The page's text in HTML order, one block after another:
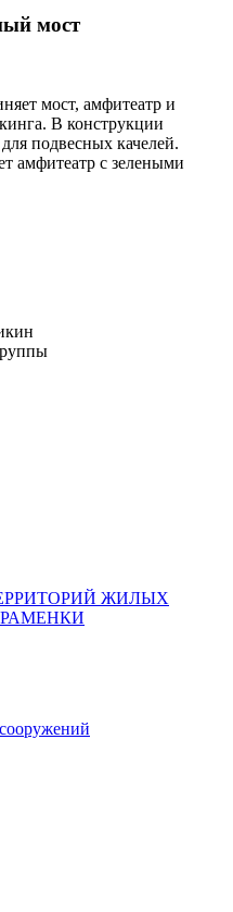
мост
мост, амфитеатр и
В конструкции
подвесных качелей.
амфитеатр с зелеными
ЖИЛЫХ